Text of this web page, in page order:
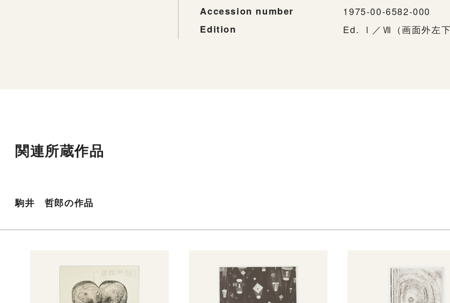
Accession number
1975-00-6582-000
Edition
Ed. Ⅰ／Ⅶ（画面外左下
関連所蔵作品
駒井 哲郎の作品